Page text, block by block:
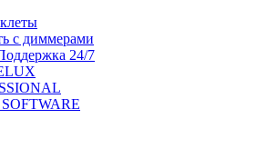
с диммерами
24/7